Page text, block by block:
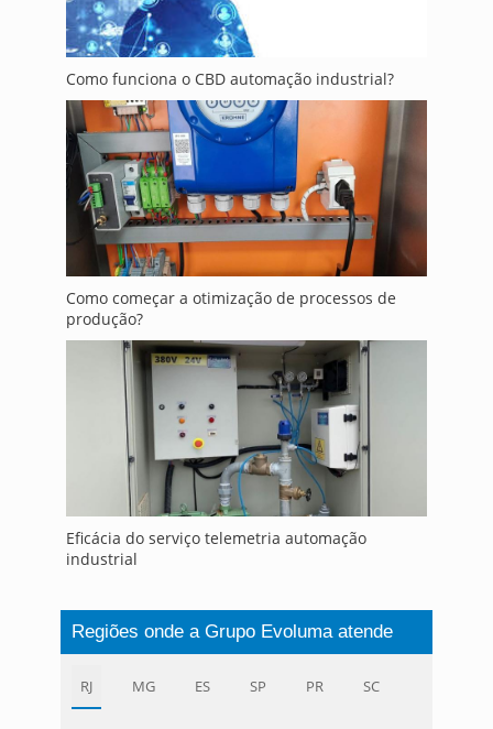
Como funciona o CBD automação industrial?
Como começar a otimização de processos de
produção?
Eficácia do serviço telemetria automação
industrial
Regiões onde a Grupo Evoluma atende
RJ MG ES SP PR SC